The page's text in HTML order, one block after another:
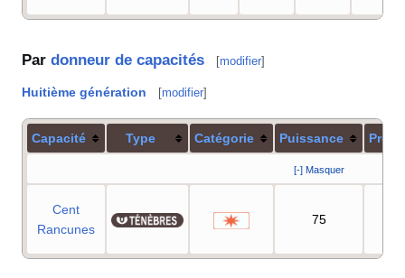
Par donneur de capacités [modifier]
Huitième génération [modifier]
Capacité Type Catégorie Puissance
[-] Masquer
Cent
Rancunes
75